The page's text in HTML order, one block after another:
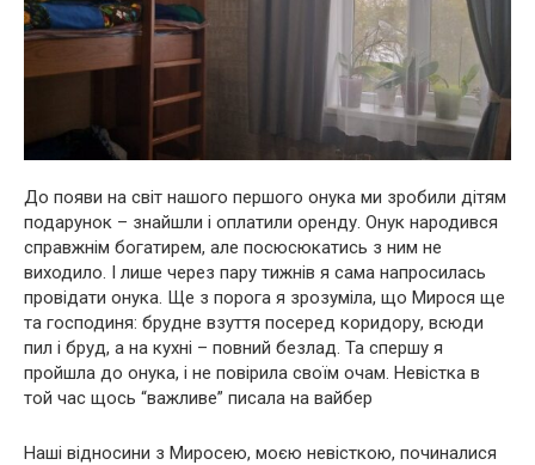
До появи на світ нашого першого онука ми зробили дітям
подарунок – знайшли і оплатили оренду. Онук народився
справжнім богатирем, але посюсюкатись з ним не
виходило. І лише через пару тижнів я сама напросилась
провідати онука. Ще з порога я зрозуміла, що Мирося ще
та господиня: брудне взуття посеред коридору, всюди
пил і бруд, а на кухні – повний безлад. Та спершу я
пройшла до онука, і не повірила своїм очам. Невістка в
той час щось “важливе” писала на вайбер
Наші відносини з Миросею, моєю невісткою, починалися